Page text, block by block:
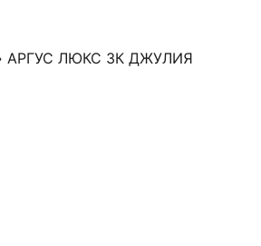
АРГУС ЛЮКС 3К ДЖУЛИЯ